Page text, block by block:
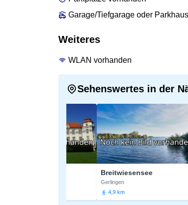
Garage/Tiefgarage oder
Weiteres
WLAN vorhanden
Sehenswertes in der
Breitwiesensee
Gerlingen
4,9 km